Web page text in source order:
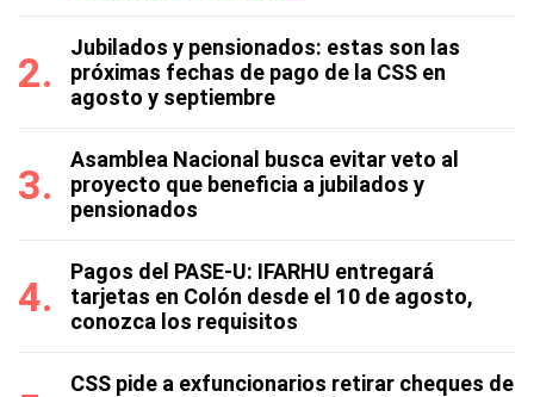
Jubilados y pensionados: estas son las
próximas fechas de pago de la CSS en
agosto y septiembre
Asamblea Nacional busca evitar veto al
proyecto que beneficia a jubilados y
pensionados
Pagos del PASE-U: IFARHU entregará
tarjetas en Colón desde el 10 de agosto,
conozca los requisitos
CSS pide a exfuncionarios retirar cheques de